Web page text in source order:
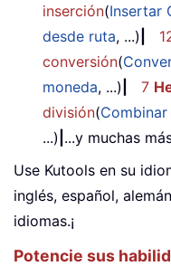
inserción(Insertar
desde ruta, ...)
conversión(
moneda, ...) 7
división(
...) ...y muchas
Use Kutools en su
inglés, español,
idiomas.¡
Potencie sus